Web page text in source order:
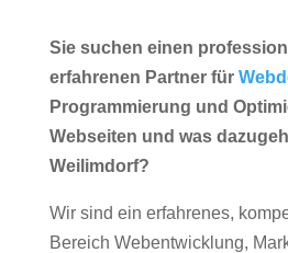
Sie suchen einen
erfahrenen Partner für
Programmierung und
Webseiten und was
Weilimdorf?
Wir sind ein erfahrenes,
Bereich Webentwicklung,